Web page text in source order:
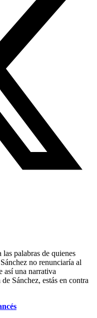
palabras de quienes
no renunciaría al
así una narrativa
Sánchez, estás en contra